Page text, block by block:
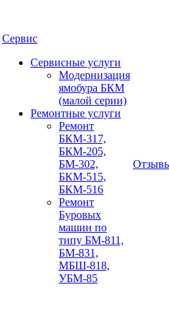
Сервис
Сервисные услуги
Модернизация
ямобура БКМ
(малой серии)
Ремонтные услуги
Ремонт
БКМ-317,
БКМ-205,
БМ-302,
БКМ-515,
БКМ-516
Ремонт
Буровых
машин по
типу БМ-811,
БМ-831,
МБШ-818,
УБМ-85